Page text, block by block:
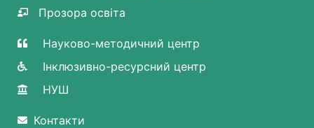
Прозора освіта
Науково-методичний центр
Інклюзивно-ресурсний центр
НУШ
Контакти